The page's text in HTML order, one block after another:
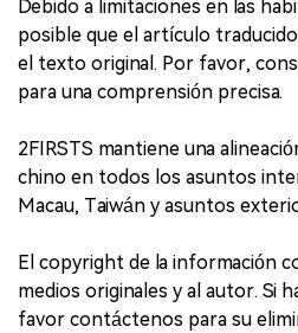
Debido a limitaciones en las
posible que el artículo
el texto original. Por favor,
para una comprensión precisa.
2FIRSTS mantiene una
chino en todos los asuntos
Macau, Taiwán y asuntos
El copyright de la información
medios originales y al autor. Si
favor contáctenos para su